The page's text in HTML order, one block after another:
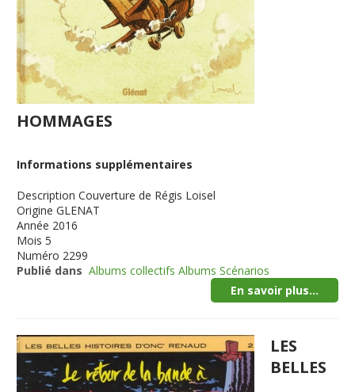
HOMMAGES
Informations supplémentaires
Description Couverture de Régis Loisel
Origine GLENAT
Année 2016
Mois 5
Numéro 2299
Publié dans Albums collectifs Albums Scénarios
En savoir plus...
LES
BELLES